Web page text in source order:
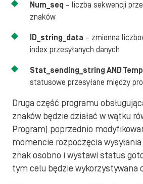
Num_seq – liczba sekwencji
znaków
ID_string_data – zmienna
index przesyłanych danych
Stat_sending_string AND
statusowe przesyłane między
Druga część programu
znaków będzie działać w wątku
Program) poprzednio
momencie rozpoczęcia
znak osobno i wystawi status
tym celu będzie wykorzystywana